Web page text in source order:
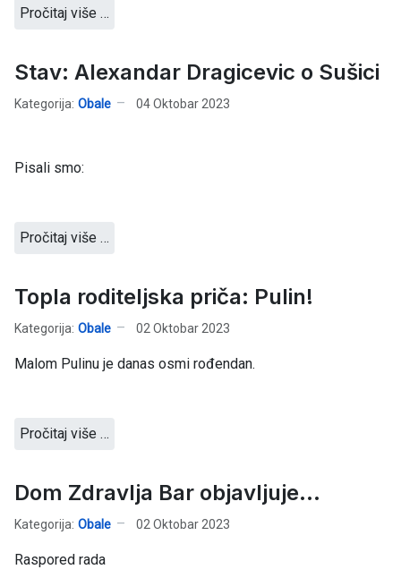
Pročitaj više …
Stav: Alexandar Dragicevic o Sušici
Kategorija: Obale 04 Oktobar 2023
Pisali smo:
Pročitaj više …
Topla roditeljska priča: Pulin!
Kategorija: Obale 02 Oktobar 2023
Malom Pulinu je danas osmi rođendan.
Pročitaj više …
Dom Zdravlja Bar objavljuje...
Kategorija: Obale 02 Oktobar 2023
Raspored rada